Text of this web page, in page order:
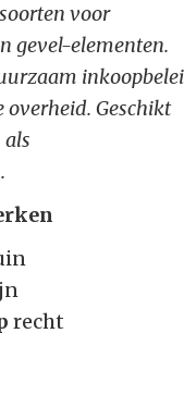
voor
gevel-elementen.
overheid. Geschikt
recht